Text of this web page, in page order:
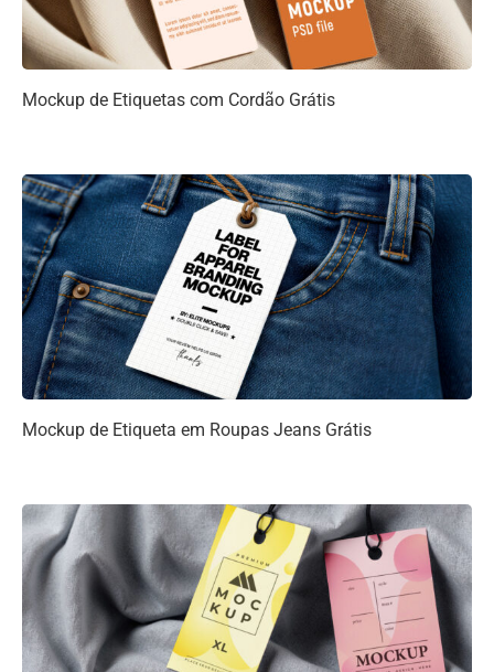
Mockup de Etiquetas com Cordão Grátis
Mockup de Etiqueta em Roupas Jeans Grátis